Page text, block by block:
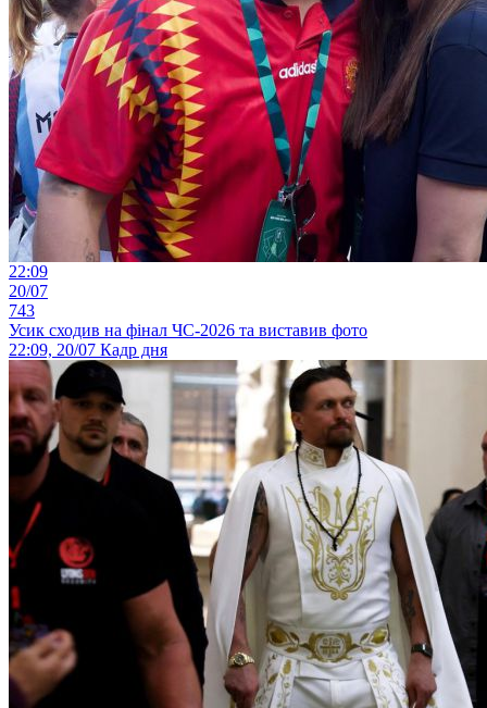
22:09
20/07
743
Усик сходив на фінал ЧС-2026 та виставив фото
22:09, 20/07 Кадр дня